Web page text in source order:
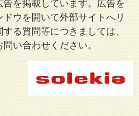
を掲載しています。広告を
ウを開いて外部サイトへリ
る質問等につきましては、
い合わせください。